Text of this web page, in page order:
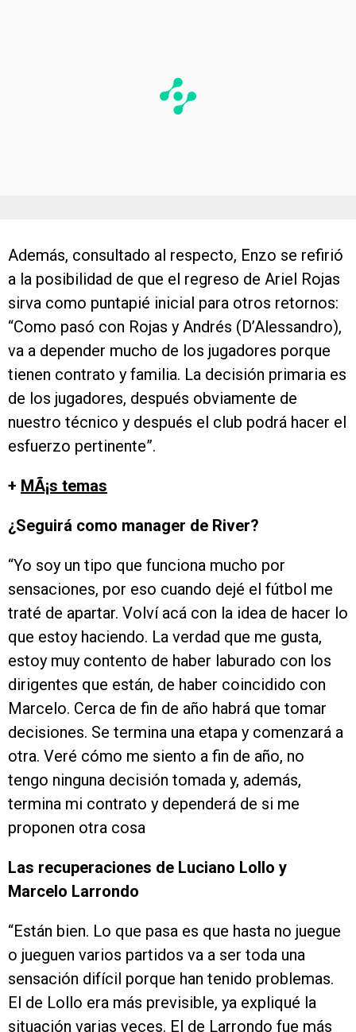
Además, consultado al respecto, Enzo se refirió
a la posibilidad de que el regreso de Ariel Rojas
sirva como puntapié inicial para otros retornos:
“Como pasó con Rojas y Andrés (D’Alessandro),
va a depender mucho de los jugadores porque
tienen contrato y familia. La decisión primaria es
de los jugadores, después obviamente de
nuestro técnico y después el club podrá hacer el
esfuerzo pertinente”.
+ MÃ¡s temas
¿Seguirá como manager de River?
“Yo soy un tipo que funciona mucho por
sensaciones, por eso cuando dejé el fútbol me
traté de apartar. Volví acá con la idea de hacer lo
que estoy haciendo. La verdad que me gusta,
estoy muy contento de haber laburado con los
dirigentes que están, de haber coincidido con
Marcelo. Cerca de fin de año habrá que tomar
decisiones. Se termina una etapa y comenzará a
otra. Veré cómo me siento a fin de año, no
tengo ninguna decisión tomada y, además,
termina mi contrato y dependerá de si me
proponen otra cosa
Las recuperaciones de Luciano Lollo y
Marcelo Larrondo
“Están bien. Lo que pasa es que hasta no juegue
o jueguen varios partidos va a ser toda una
sensación difícil porque han tenido problemas.
El de Lollo era más previsible, ya expliqué la
situación varias veces. El de Larrondo fue más